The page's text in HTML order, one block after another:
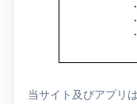
当サイト及びアプリ